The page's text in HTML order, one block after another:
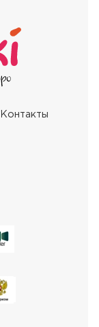
Контакты